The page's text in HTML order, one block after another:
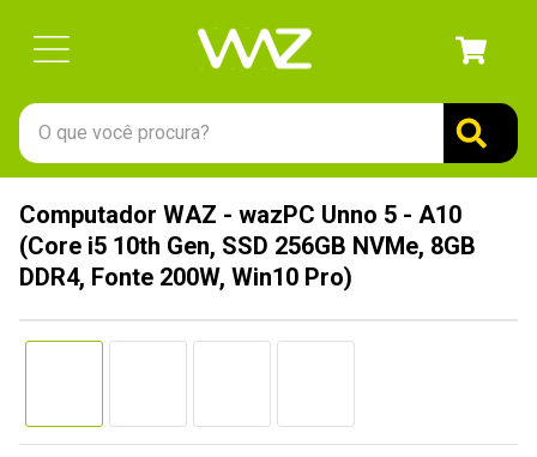
O que você procura?
Computador WAZ - wazPC Unno 5 - A10
(Core i5 10th Gen, SSD 256GB NVMe, 8GB
DDR4, Fonte 200W, Win10 Pro)
º
gabinete
2º
keychron